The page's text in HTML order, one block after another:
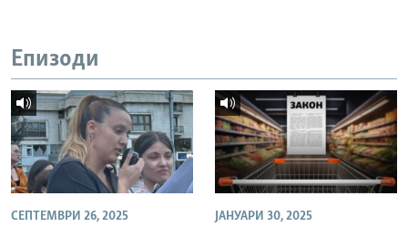
Епизоди
СЕПТЕМВРИ 26, 2025 ЈАНУАРИ 30, 2025